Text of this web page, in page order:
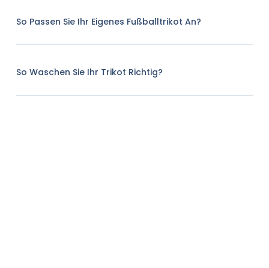
So Passen Sie Ihr Eigenes Fußballtrikot An?
So Waschen Sie Ihr Trikot Richtig?